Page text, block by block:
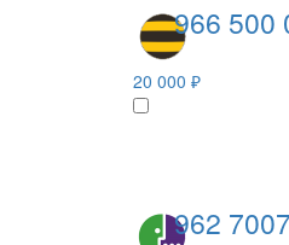
966 500
20 000 ₽
962